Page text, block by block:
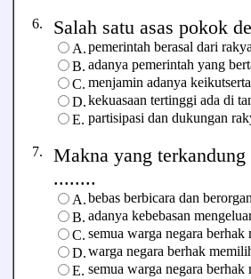
6. Salah satu asas pokok
A.pemerintah berasal dari
B. adanya pemerintah yang
C. menjamin adanya
D.kekuasaan tertinggi ada di
E. partisipasi dan dukungan
7. Makna yang
........
A.bebas berbicara dan
B. adanya kebebasan
C. semua warga negara
D.warga negara berhak
E. semua warga negara